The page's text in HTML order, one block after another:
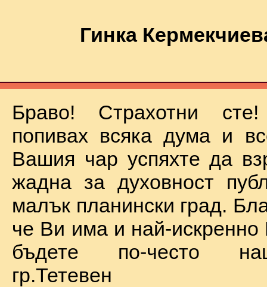
Гинка
Браво! Страхотни
попивах всяка дума и
Вашия чар успяхте да
жадна за духовност
малък планински град.
че Ви има и най-
бъдете по-често
гр.Тетевен